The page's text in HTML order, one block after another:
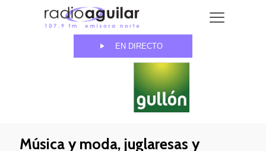
EN DIRECTO
Música y moda, juglaresas y